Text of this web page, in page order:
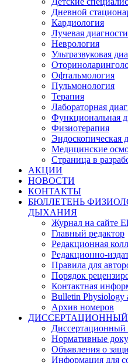
Дневной
Кардиология
Лучевая
Неврология
Ультразвуковая
Офтальмология
Пульмонология
Терапия
Лабораторная
Функциональная
Физиотерапия
Эндоскопическая
Медицинские
Страница в
АКЦИИ
НОВОСТИ
КОНТАКТЫ
БЮЛЛЕТЕНЬ
ДЫХАНИЯ
Журнал на сайте
Главный редактор
Редакционная
Редакционно-
Правила для
Порядок
Контактная
Bulletin Physiology
Архив номеров
Диссертационный
Нормативные
Объявления о
Информация для